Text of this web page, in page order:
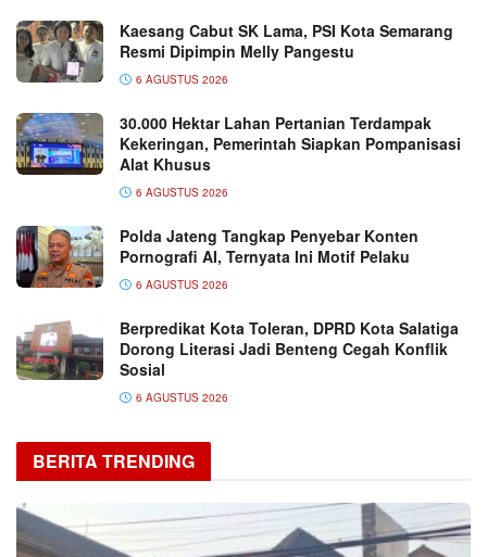
Kaesang Cabut SK Lama, PSI Kota Semarang
Resmi Dipimpin Melly Pangestu
6 AGUSTUS 2026
30.000 Hektar Lahan Pertanian Terdampak
Kekeringan, Pemerintah Siapkan Pompanisasi
Alat Khusus
6 AGUSTUS 2026
Polda Jateng Tangkap Penyebar Konten
Pornografi AI, Ternyata Ini Motif Pelaku
6 AGUSTUS 2026
Berpredikat Kota Toleran, DPRD Kota Salatiga
Dorong Literasi Jadi Benteng Cegah Konflik
Sosial
6 AGUSTUS 2026
BERITA TRENDING